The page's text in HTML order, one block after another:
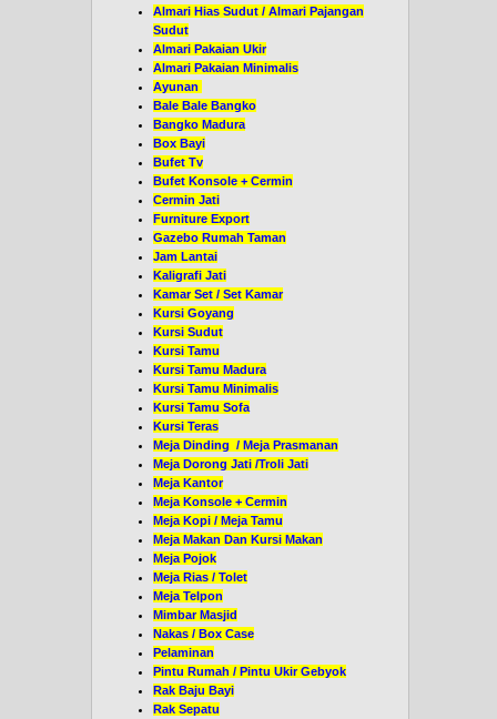
Almari Hias Sudut / Almari Pajangan
Sudut
Almari Pakaian Ukir
Almari Pakaian Minimalis
Ayunan
Bale Bale Bangko
Bangko Madura
Box Bayi
Bufet Tv
Bufet Konsole + Cermin
Cermin Jati
Furniture Export
Gazebo Rumah Taman
Jam Lantai
Kaligrafi Jati
Kamar Set / Set Kamar
Kursi Goyang
Kursi Sudut
Kursi Tamu
Kursi Tamu Madura
Kursi Tamu Minimalis
Kursi Tamu Sofa
Kursi Teras
Meja Dinding / Meja Prasmanan
Meja Dorong Jati /Troli Jati
Meja Kantor
Meja Konsole + Cermin
Meja Kopi / Meja Tamu
Meja Makan Dan Kursi Makan
Meja Pojok
Meja Rias / Tolet
Meja Telpon
Mimbar Masjid
Nakas / Box Case
Pelaminan
Pintu Rumah / Pintu Ukir Gebyok
Rak Baju Bayi
Rak Sepatu